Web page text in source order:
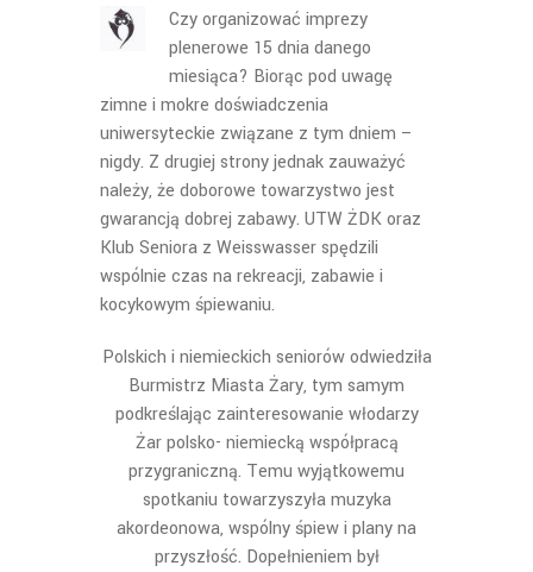
Czy organizować imprezy
plenerowe 15 dnia danego
miesiąca? Biorąc pod uwagę
zimne i mokre doświadczenia
uniwersyteckie związane z tym dniem –
nigdy. Z drugiej strony jednak zauważyć
należy, że doborowe towarzystwo jest
gwarancją dobrej zabawy. UTW ŻDK oraz
Klub Seniora z Weisswasser spędzili
wspólnie czas na rekreacji, zabawie i
kocykowym śpiewaniu.
Polskich i niemieckich seniorów odwiedziła
Burmistrz Miasta Żary, tym samym
podkreślając zainteresowanie włodarzy
Żar polsko- niemiecką współpracą
przygraniczną. Temu wyjątkowemu
spotkaniu towarzyszyła muzyka
akordeonowa, wspólny śpiew i plany na
przyszłość. Dopełnieniem był